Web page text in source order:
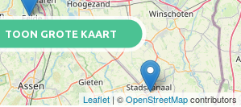
TOON GROTE KAART
Leaflet | ©OpenStreetMapcontributors